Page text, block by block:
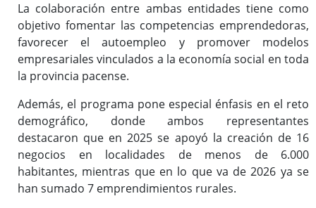
La colaboración entre ambas entidades tiene como
objetivo fomentar las competencias emprendedoras,
favorecer el autoempleo y promover modelos
empresariales vinculados a la economía social en toda
la provincia pacense.
Además, el programa pone especial énfasis en el reto
demográfico, donde ambos representantes
destacaron que en 2025 se apoyó la creación de 16
negocios en localidades de menos de 6.000
habitantes, mientras que en lo que va de 2026 ya se
han sumado 7 emprendimientos rurales.